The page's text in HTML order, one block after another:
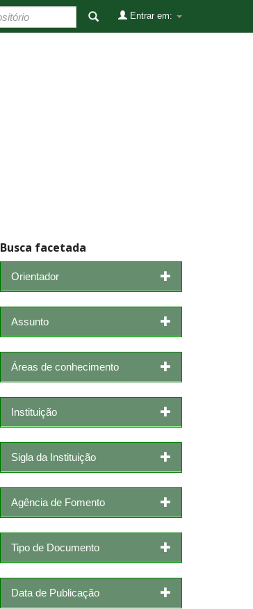
Entrar em:
Busca facetada
Orientador
Assunto
Áreas de conhecimento
Instituição
Sigla da Instituição
Agência de Fomento
Tipo de Documento
Data de Publicação